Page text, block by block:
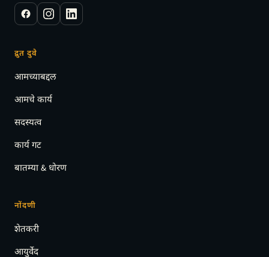
द्रुत दुवे
आमच्याबद्दल
आमचे कार्य
सदस्यत्व
कार्य गट
बातम्या & धोरण
नोंदणी
शेतकरी
आयुर्वेद